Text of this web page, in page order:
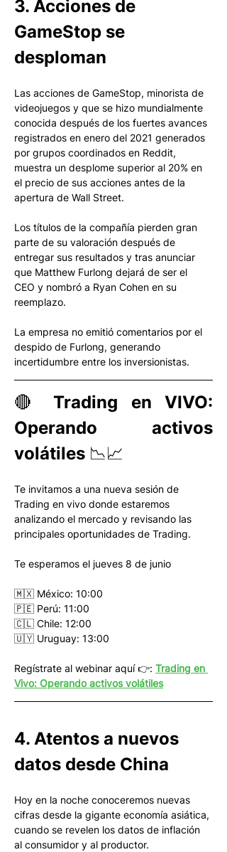
3. Acciones de
GameStop se
desploman
Las acciones de GameStop, minorista de
videojuegos y que se hizo mundialmente
conocida después de los fuertes avances
registrados en enero del 2021 generados
por grupos coordinados en Reddit,
muestra un desplome superior al 20% en
el precio de sus acciones antes de la
apertura de Wall Street.
Los títulos de la compañía pierden gran
parte de su valoración después de
entregar sus resultados y tras anunciar
que Matthew Furlong dejará de ser el
CEO y nombró a Ryan Cohen en su
reemplazo.
La empresa no emitió comentarios por el
despido de Furlong, generando
incertidumbre entre los inversionistas.
🔴 Trading en VIVO:
Operando activos
volátiles 📉📈
Te invitamos a una nueva sesión de
Trading en vivo donde estaremos
analizando el mercado y revisando las
principales oportunidades de Trading.
Te esperamos el jueves 8 de junio
🇲🇽 México: 10:00
🇵🇪 Perú: 11:00
🇨🇱 Chile: 12:00
🇺🇾 Uruguay: 13:00
Regístrate al webinar aquí 👉: Trading en
Vivo: Operando activos volátiles
4. Atentos a nuevos
datos desde China
Hoy en la noche conoceremos nuevas
cifras desde la gigante economía asiática,
cuando se revelen los datos de inflación
al consumidor y al productor.